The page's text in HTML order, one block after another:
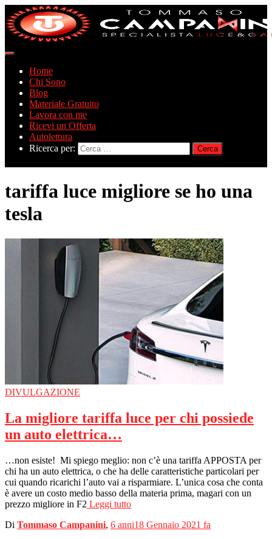
Navigazione
toggleHome
Chi Sono
Blog
Materiale Gratuito
Lavora con me
Ricevi un Offerta
Autolettura
Ricerca per:
tariffa luce migliore se ho una
tesla
DIVULGAZIONE
La migliore tariffa luce per chi possiede
un auto elettrica…
…non esiste! Mi spiego meglio: non c’è una tariffa APPOSTA per
chi ha un auto elettrica, o che ha delle caratteristiche particolari per
cui quando ricarichi l’auto vai a risparmiare. L’unica cosa che conta
è avere un costo medio basso della materia prima, magari con un
prezzo migliore in F2 Leggi tutto
Di Tommaso Campanini, 6 anni18 Gennaio 2021 fa